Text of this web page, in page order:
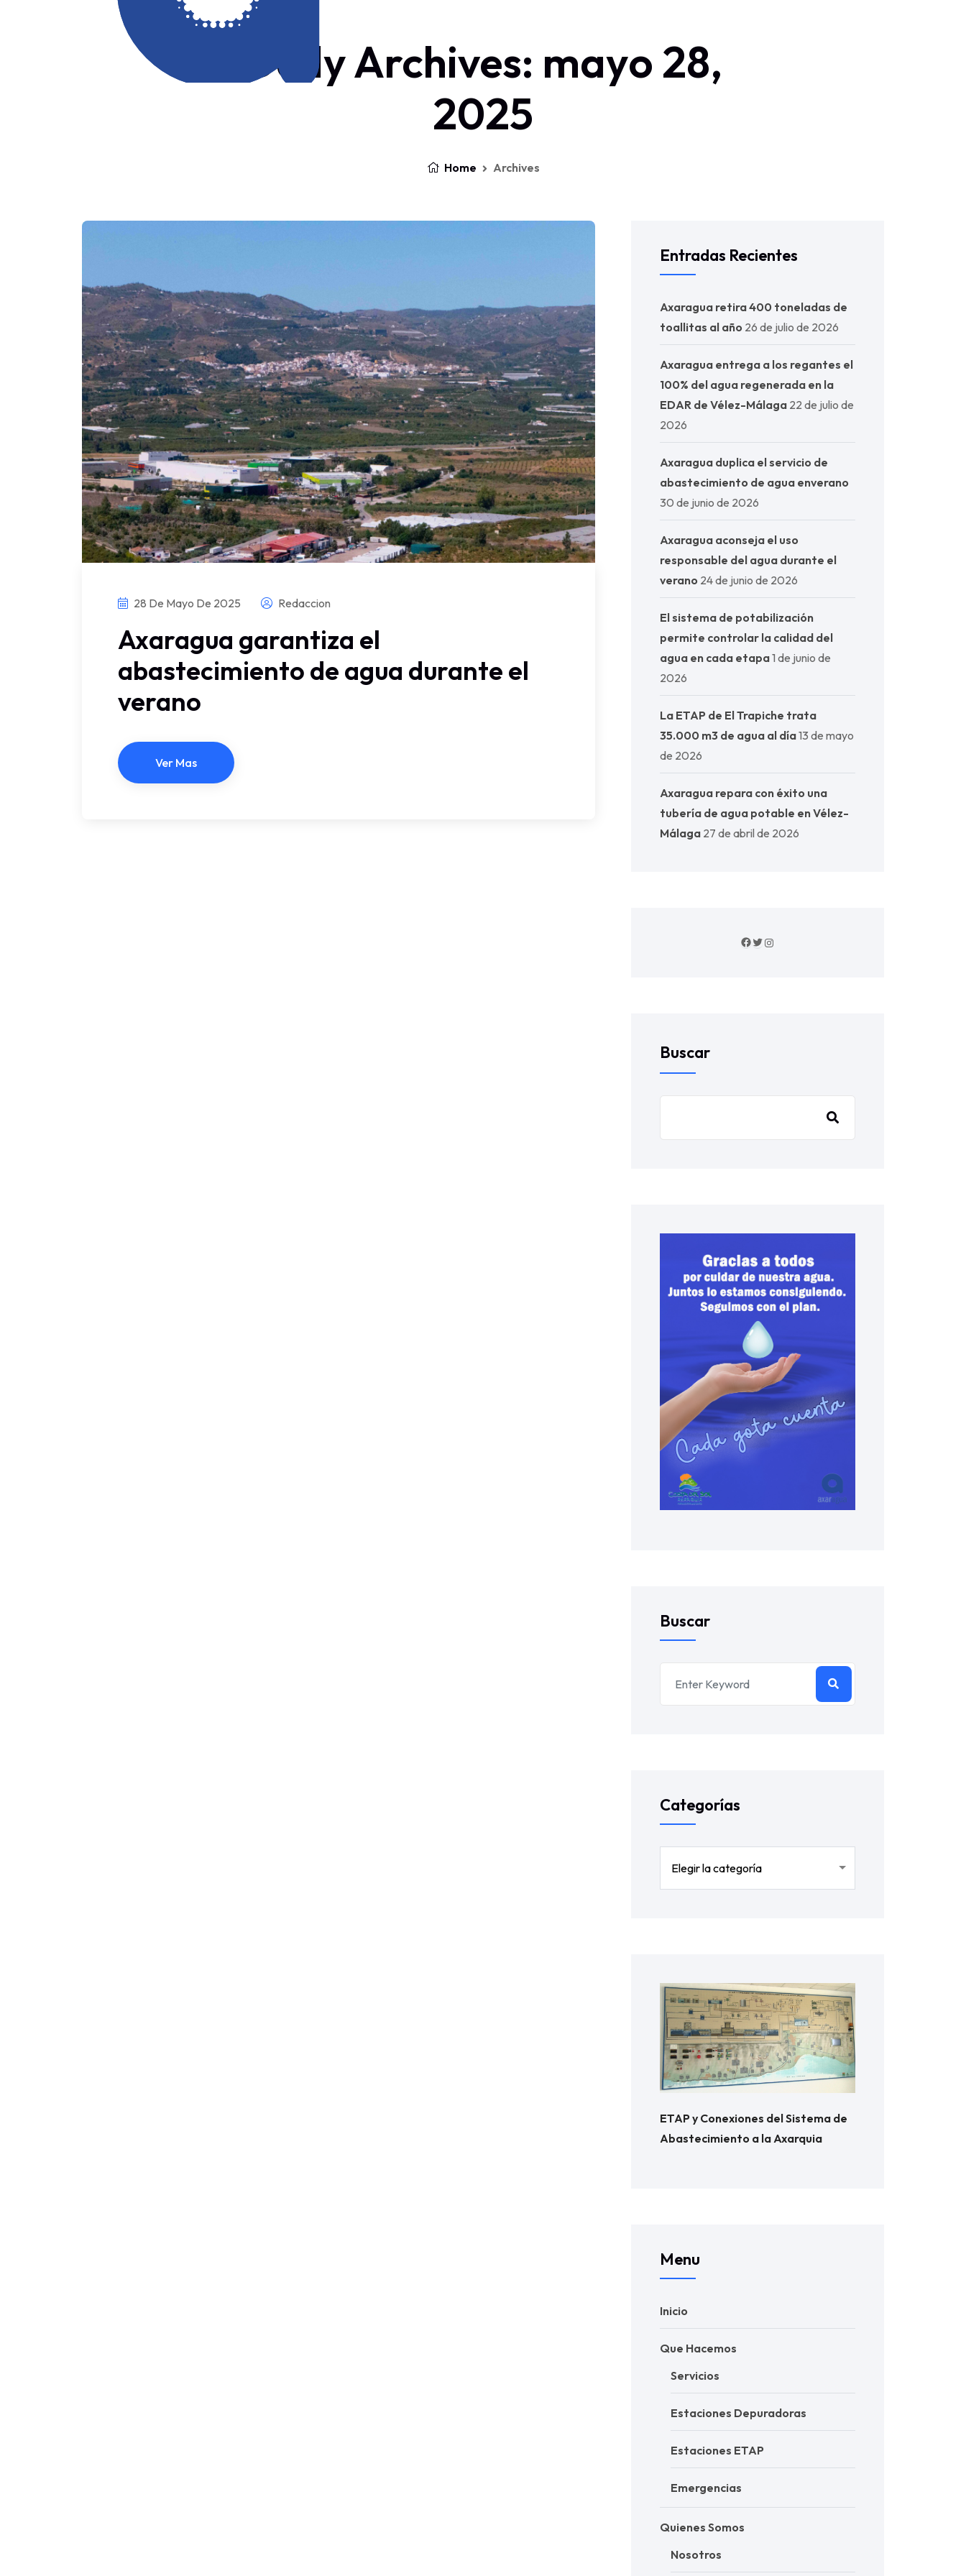
Daily Archives: mayo 28,
2025
Home Archives
28 De Mayo De 2025 Redaccion
Axaragua garantiza el
abastecimiento de agua durante el
verano
Ver Mas
Entradas Recientes
Axaragua retira 400 toneladas de
toallitas al año 26 de julio de 2026
Axaragua entrega a los regantes el
100% del agua regenerada en la
EDAR de Vélez-Málaga 22 de julio de
2026
Axaragua duplica el servicio de
abastecimiento de agua enverano
30 de junio de 2026
Axaragua aconseja el uso
responsable del agua durante el
verano 24 de junio de 2026
El sistema de potabilización
permite controlar la calidad del
agua en cada etapa1 de junio de
2026
La ETAP de El Trapiche trata
35.000 m3 de agua al día13 de mayo
de 2026
Axaragua repara con éxito una
tubería de agua potable en Vélez-
Málaga 27 de abril de 2026
Buscar
Buscar
Categorías
ETAP y Conexiones del Sistema de
Abastecimiento a la Axarquia
Menu
Inicio
Que Hacemos
Servicios
Estaciones Depuradoras
Estaciones ETAP
Emergencias
Quienes Somos
Nosotros